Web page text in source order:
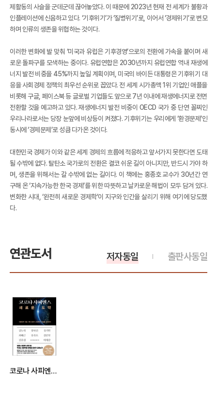
제활동의 사슬을 군데군데 끊어놓았다. 이 때문에 2023년 현재 전 세계가 불황과
인플레이션에 신음하고 있다. ‘기후위기’가 ‘질병위기’로, 이어서 ‘경제위기’로 변모
하며 인류의 생존을 위협하는 것이다.
이러한 변화에 발 맞춰 ‘미국과 유럽은 기후경영’으로의 전환에 가속을 붙이며 새
로운 돌파구를 모색하는 중이다. 유럽연합은 2030년까지 유럽연합 역내 재생에
너지 발전 비중을 45%까지 높일 계획이며, 미국의 바이든 대통령은 기후위기 대
응을 사회경제 정책의 최우선 순위로 꼽았다. 전 세계 시가총액 1위 기업인 애플을
비롯해 구글, 페이스북 등 글로벌 기업들도 앞으로 7년 이내에 재생에너지로 전면
전환할 것을 예고하고 있다. 재생에너지 발전 비중이 OECD 국가 중 단연 꼴찌인
우리나라로서는 당장 눈앞에 비상등이 켜졌다. 기후위기는 우리에게 ‘환경문제’인
동시에 ‘경제문제’로 성큼 다가온 것이다.
대한민국 경제가 이와 같은 세계 경제의 흐름에 적응하고 앞서가지 못한다면 도태
될 수밖에 없다. 탈탄소 국가로의 전환은 결코 쉬운 길이 아니지만, 반드시 가야 하
며, 생존을 위해서는 갈 수밖에 없는 길이다. 이 책에는 홍종호 교수가 30년간 연
구해 온 ‘지속가능한 한국 경제’를 위한 따뜻하고 날카로운 해법이 모두 담겨 있다.
변화한 시대, ‘완전히 새로운 경제학’이 지구와 인간을 살리기 위해 여기에 당도했
다.
연관도서 출판사동일
저자동일
코로나 사피엔스, 새로운 도약